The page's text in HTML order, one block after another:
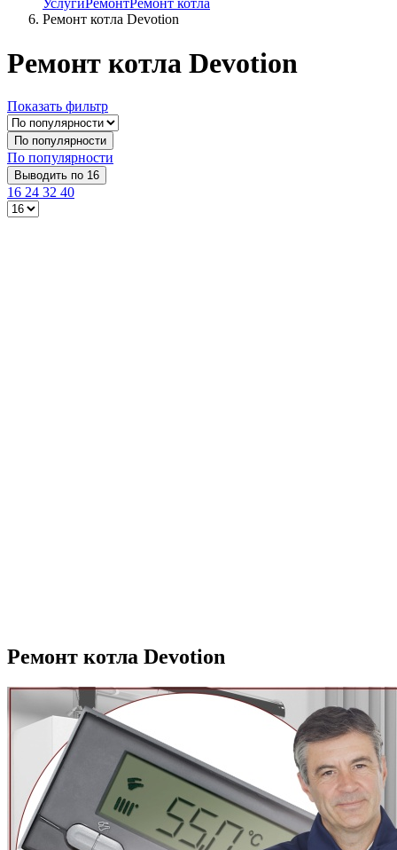
УслугиРемонтРемонт котла
Ремонт котла Devotion
Ремонт котла Devotion
Показать фильтр
По популярности
По популярности
Выводить по 16
16 24 32 40
Ремонт котла Devotion